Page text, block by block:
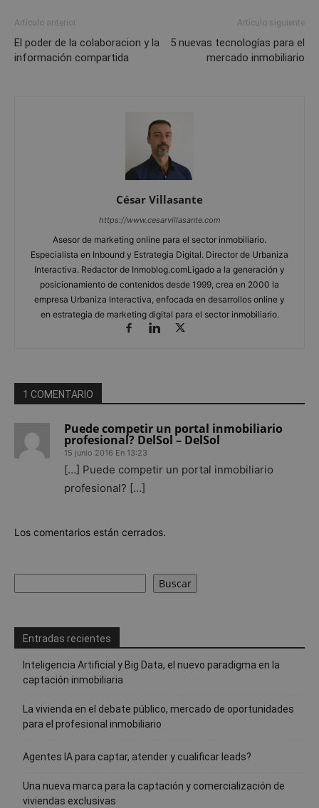
Artículo anterior
El poder de la colaboracion y la
información compartida
Artículo siguiente
5 nuevas tecnologías para el
mercado inmobiliario
César Villasante
https://www.cesarvillasante.com
Asesor de marketing online para el sector inmobiliario.
Especialista en Inbound y Estrategia Digital. Director de Urbaniza
Interactiva. Redactor de Inmoblog.comLigado a la generación y
posicionamiento de contenidos desde 1999, crea en 2000 la
empresa Urbaniza Interactiva, enfocada en desarrollos online y
en estrategia de marketing digital para el sector inmobiliario.
1 COMENTARIO
Puede competir un portal inmobiliario
profesional? DelSol – DelSol
15 junio 2016 En 13:23
[…] Puede competir un portal inmobiliario
profesional? […]
Los comentarios están cerrados.
Buscar
Entradas recientes
Inteligencia Artificial y Big Data, el nuevo paradigma en la
captación inmobiliaria
La vivienda en el debate público, mercado de oportunidades
para el profesional inmobiliario
Agentes IA para captar, atender y cualificar leads?
Una nueva marca para la captación y comercialización de
viviendas exclusivas